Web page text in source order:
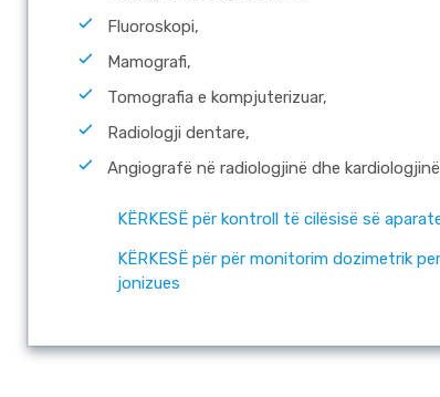
Fluoroskopi,
Mamografi,
Tomografia e kompjuterizuar,
Radiologji dentare,
Angiografë në radiologjinë dhe
KËRKESË për kontroll të cilësisë së
KËRKESË për për monitorim dozimetrik
jonizues